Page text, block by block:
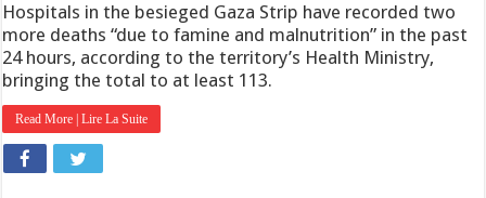
Hospitals in the besieged Gaza Strip have recorded two
more deaths “due to famine and malnutrition” in the past
24 hours, according to the territory’s Health Ministry,
bringing the total to at least 113.
Read More | Lire La Suite